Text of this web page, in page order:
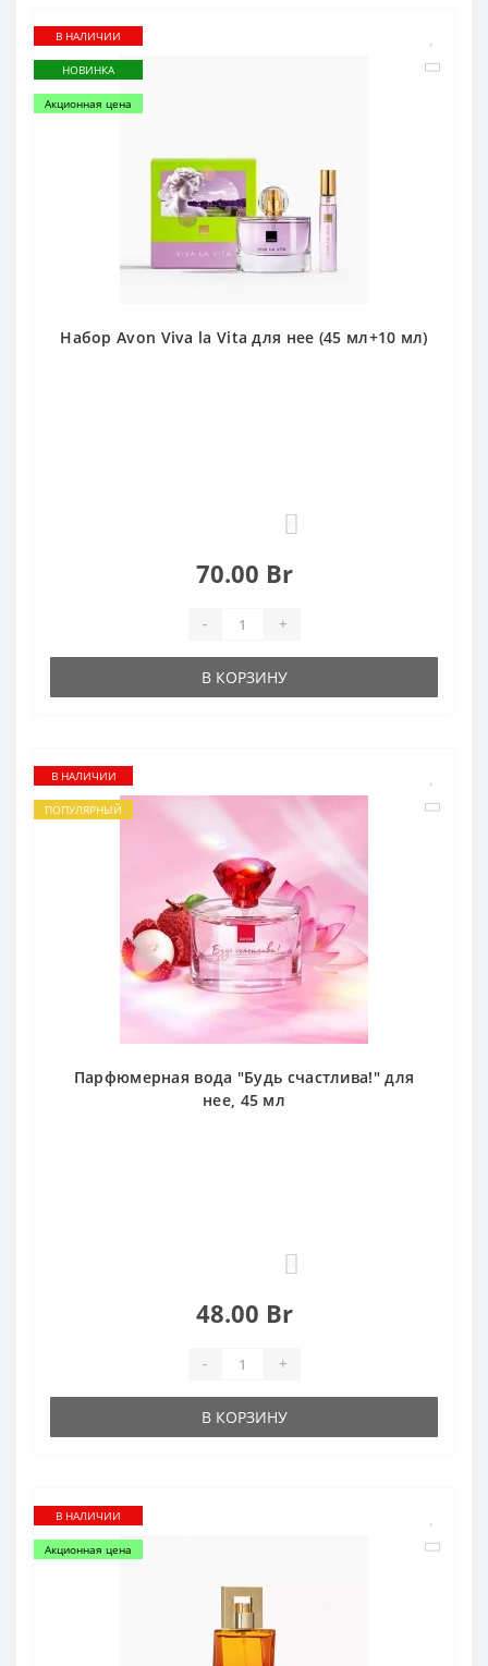
В НАЛИЧИИ
НОВИНКА
Акционная цена
Набор Avon Viva la Vita для нее (45 мл+10 мл)
70.00 Br
- +
В КОРЗИНУ
В НАЛИЧИИ
ПОПУЛЯРНЫЙ
Парфюмерная вода "Будь счастлива!" для
нее, 45 мл
48.00 Br
- +
В КОРЗИНУ
В НАЛИЧИИ
Акционная цена